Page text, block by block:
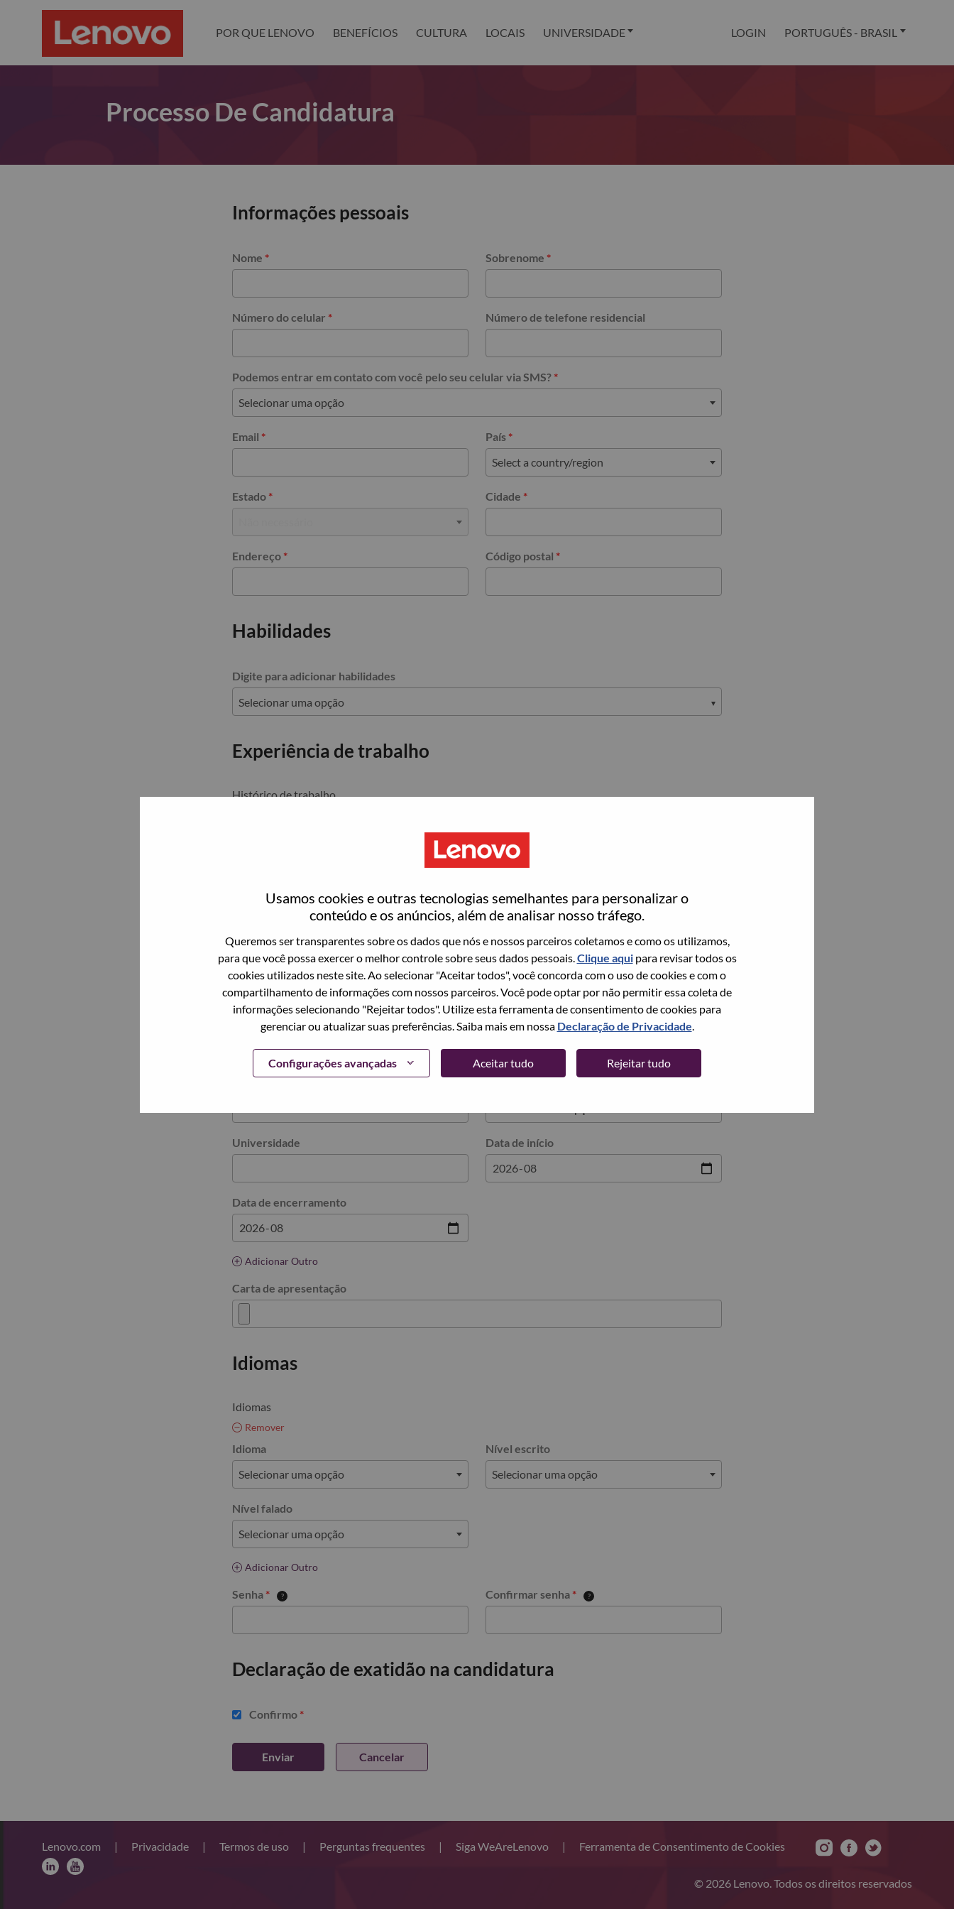
Usamos cookies e outras tecnologias semelhantes para personalizar o
conteúdo e os anúncios, além de analisar nosso tráfego.
Queremos ser transparentes sobre os dados que nós e nossos parceiros coletamos e como os utilizamos,
para que você possa exercer o melhor controle sobre seus dados pessoais. Clique aquipara revisar todos os
cookies utilizados neste site. Ao selecionar "Aceitar todos", você concorda com o uso de cookies e com o
compartilhamento de informações com nossos parceiros. Você pode optar por não permitir essa coleta de
informações selecionando "Rejeitar todos". Utilize esta ferramenta de consentimento de cookies para
gerenciar ou atualizar suas preferências. Saiba mais em nossa Declaração de Privacidade
Configurações avançadas Aceitar tudo Rejeitar tudo
POR QUE LENOVO BENEFÍCIOS CULTURA LOCAIS UNIVERSIDADE LOGIN PORTUGUÊS - BRASIL
Processo De Candidatura
Informações pessoais
Nome * Sobrenome *
Número do celular * Número de telefone residencial
Podemos entrar em contato com você pelo seu celular via SMS? *
Email * País *
Estado * Cidade *
Endereço * Código postal *
Habilidades
Digite para adicionar habilidades
Experiência de trabalho
Histórico de trabalho
Cargo
É o cargo atual? Data de início
Adicionar Outro
Histórico escolar
Remover
Universidade Data de início
Data de encerramento
Adicionar Outro
Carta de apresentação
Idiomas
Idiomas
Remover
Idioma Nível escrito
Nível falado
Adicionar Outro
Senha * Confirmar senha *
Declaração de exatidão na candidatura
Confirmo *
Enviar Cancelar
Lenovo.com | Privacidade | Termos de uso | Perguntas frequentes | Siga WeAreLenovo | Ferramenta de Consentimento de Cookies
© 2026 Lenovo. Todos os direitos reservados